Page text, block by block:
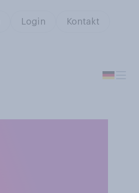
Login Kontakt